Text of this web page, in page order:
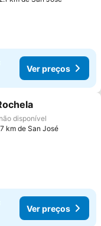
Ver preços
aos favoritos
disponível
km de San José
Ver preços